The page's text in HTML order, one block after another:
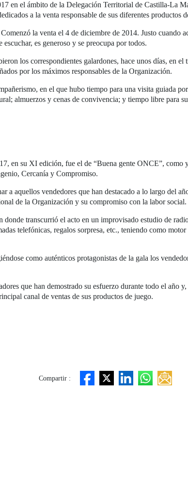
en el ámbito de la Delegación Territorial de Castilla-La
a la venta responsable de sus diferentes productos
la venta el 4 de diciembre de 2014. Justo cuando
es generoso y se preocupa por todos.
los correspondientes galardones, hace unos días, en el
por los máximos responsables de la Organización.
en el que hubo tiempo para una visita guiada
almuerzos y cenas de convivencia; y tiempo libre para
en su XI edición, fue el de “Buena gente ONCE”, como
Cercanía y Compromiso.
a aquellos vendedores que han destacado a lo largo del
de la Organización y su compromiso con la labor social.
transcurrió el acto en un improvisado estudio de
telefónicas, regalos sorpresa, etc., teniendo como
como auténticos protagonistas de la gala los
que han demostrado su esfuerzo durante todo el año
canal de ventas de sus productos de juego.
Compartir :